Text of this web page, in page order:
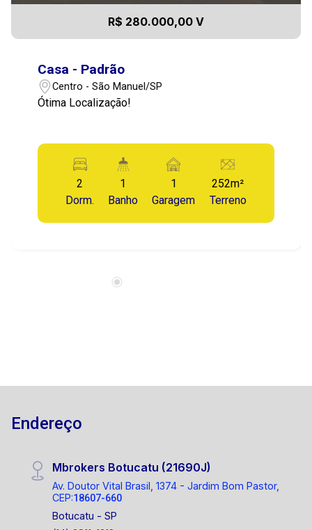
R$ 280.000,00 V
Casa - Padrão
Centro - São Manuel/SP
Ótima Localização!
2
Dorm.
1
Banho
1
Garagem
252m²
Terreno
Endereço
Mbrokers Botucatu (21690J)
Av. Doutor Vital Brasil, 1374 - Jardim Bom Pastor,
CEP:18607-660
Botucatu - SP